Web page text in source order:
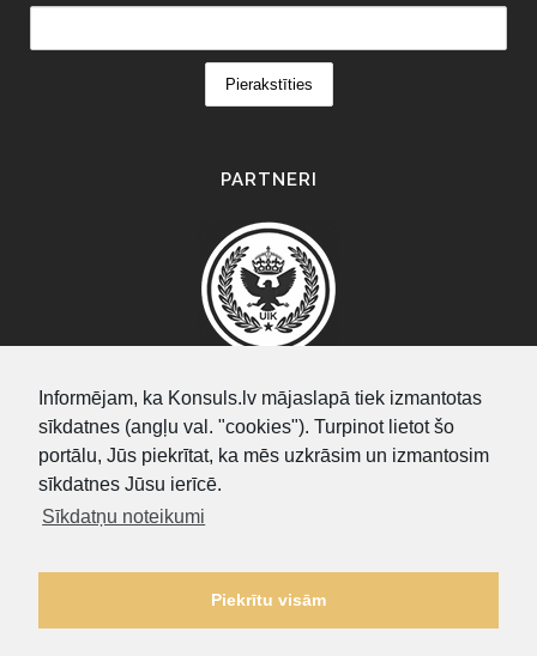
Informējam, ka Konsuls.lv mājaslapā tiek izmantotas
sīkdatnes (angļu val. "cookies"). Turpinot lietot šo
portālu, Jūs piekrītat, ka mēs uzkrāsim un izmantosim
sīkdatnes Jūsu ierīcē.
Sīkdatņu noteikumi
Piekrītu visām
PARTNERI
SEARCH